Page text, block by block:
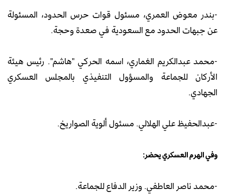
-بندر معوض العمري، مسئول قوات حرس الحدود، المسئولة
عن جبهات الحدود مع السعودية في صعدة وحجة.
-محمد عبدالكريم الغماري، اسمه الحركي "هاشم". رئيس هيئة
الأركان للجماعة والمسؤول التنفيذي بالمجلس العسكري
الجهادي.
-عبدالحفيظ علي الهلالي. مسئول ألوية الصواريخ.
وفي الهرم العسكري يحضر:
-محمد ناصر العاطفي. وزير الدفاع للجماعة.